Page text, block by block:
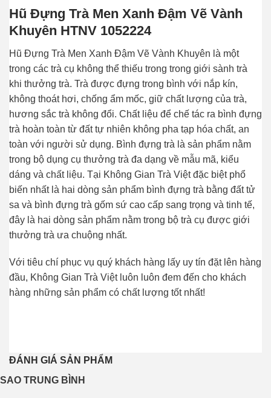
Hũ Đựng Trà Men Xanh Đậm Vẽ Vành
Khuyên HTNV 1052224
Hũ Đựng Trà Men Xanh Đậm Vẽ Vành Khuyên là một
trong các trà cụ không thể thiếu trong trong giới sành trà
khi thưởng trà. Trà được đựng trong bình với nắp kín,
không thoát hơi, chống ẩm mốc, giữ chất lượng của trà,
hương sắc trà không đổi. Chất liệu để chế tác ra bình đựng
trà hoàn toàn từ đất tự nhiên không pha tạp hóa chất, an
toàn với người sử dụng. Bình đựng trà là sản phẩm nằm
trong bộ dụng cụ thưởng trà đa dạng về mẫu mã, kiểu
dáng và chất liệu. Tại Không Gian Trà Việt đặc biệt phổ
biến nhất là hai dòng sản phẩm bình đựng trà bằng đất tử
sa và bình đựng trà gốm sứ cao cấp sang trọng và tinh tế,
đây là hai dòng sản phẩm nằm trong bộ trà cụ được giới
thưởng trà ưa chuộng nhất.
Với tiêu chí phục vụ quý khách hàng lấy uy tín đặt lên hàng
đầu, Không Gian Trà Việt luôn luôn đem đến cho khách
hàng những sản phẩm có chất lượng tốt nhất!
ĐÁNH GIÁ SẢN PHẨM
SAO TRUNG BÌNH